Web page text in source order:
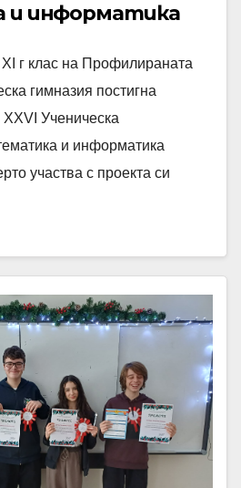
и информатика
г клас на Профилираната
гимназия постигна
XXVI Ученическа
и информатика
участва с проекта си